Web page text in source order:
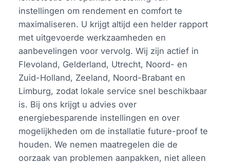
instellingen om rendement en comfort te
maximaliseren. U krijgt altijd een helder rapport
met uitgevoerde werkzaamheden en
aanbevelingen voor vervolg. Wij zijn actief in
Flevoland, Gelderland, Utrecht, Noord- en
Zuid-Holland, Zeeland, Noord-Brabant en
Limburg, zodat lokale service snel beschikbaar
is. Bij ons krijgt u advies over
energiebesparende instellingen en over
mogelijkheden om de installatie future-proof te
houden. We nemen maatregelen die de
oorzaak van problemen aanpakken, niet alleen